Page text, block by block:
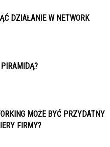
DZIAŁANIE W NETWORK
MOŻE BYĆ PRZYDATNY
FIRMY?